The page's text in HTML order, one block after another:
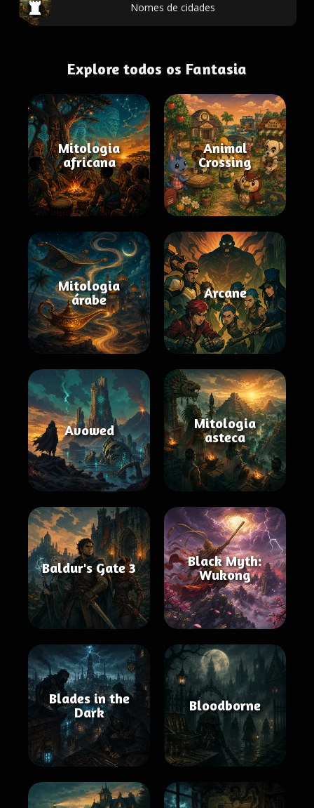
Nomes de cidades
Explore todos os Fantasia
Mitologia
africana
Animal
Crossing
Mitologia
árabe
Arcane
Avowed
Mitologia
asteca
Baldur's Gate 3
Black Myth:
Wukong
Blades in the
Dark
Bloodborne